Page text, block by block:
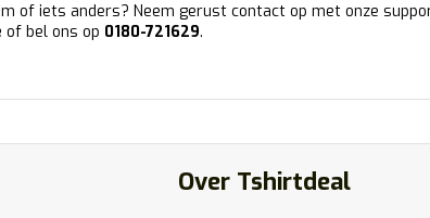
of iets anders? Neem gerust contact op met onze
of bel ons op 0180-721629.
Over Tshirtdeal